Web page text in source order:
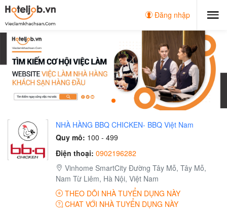
Đăng nhập
NHÀ HÀNG BBQ CHICKEN- BBQ Việt Nam
Quy mô: 100 - 499
Điện thoại: 0902196282
Vinhome SmartCity Đường Tây Mỗ, Tây Mỗ,
Nam Từ Liêm, Hà Nội, Việt Nam
THEO DÕI NHÀ TUYỂN DỤNG NÀY
CHAT VỚI NHÀ TUYỂN DỤNG NÀY